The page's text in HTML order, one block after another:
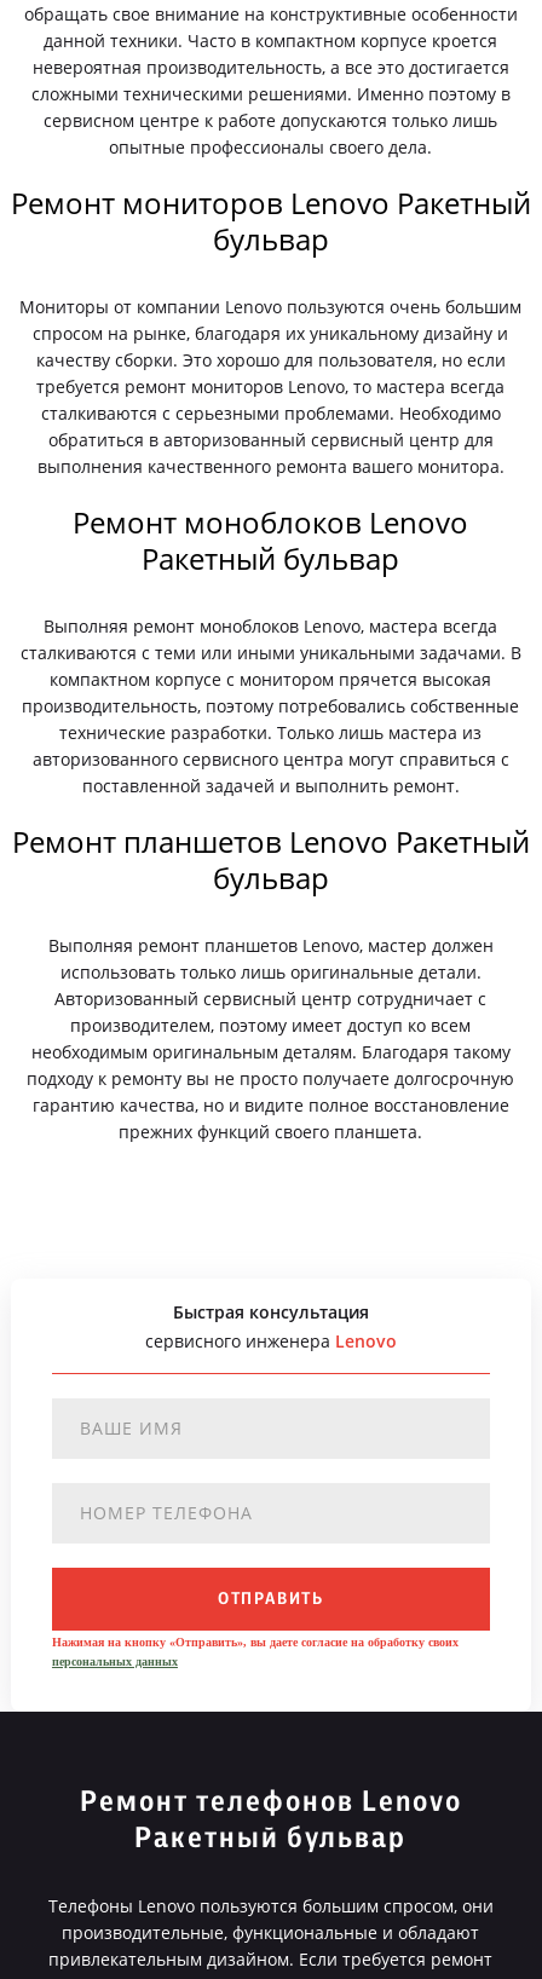
обращать свое внимание на конструктивные особенности
данной техники. Часто в компактном корпусе кроется
невероятная производительность, а все это достигается
сложными техническими решениями. Именно поэтому в
сервисном центре к работе допускаются только лишь
опытные профессионалы своего дела.
Ремонт мониторов Lenovo Ракетный
бульвар
Мониторы от компании Lenovo пользуются очень большим
спросом на рынке, благодаря их уникальному дизайну и
качеству сборки. Это хорошо для пользователя, но если
требуется ремонт мониторов Lenovo, то мастера всегда
сталкиваются с серьезными проблемами. Необходимо
обратиться в авторизованный сервисный центр для
выполнения качественного ремонта вашего монитора.
Ремонт моноблоков Lenovo
Ракетный бульвар
Выполняя ремонт моноблоков Lenovo, мастера всегда
сталкиваются с теми или иными уникальными задачами. В
компактном корпусе с монитором прячется высокая
производительность, поэтому потребовались собственные
технические разработки. Только лишь мастера из
авторизованного сервисного центра могут справиться с
поставленной задачей и выполнить ремонт.
Ремонт планшетов Lenovo Ракетный
бульвар
Выполняя ремонт планшетов Lenovo, мастер должен
использовать только лишь оригинальные детали.
Авторизованный сервисный центр сотрудничает с
производителем, поэтому имеет доступ ко всем
необходимым оригинальным деталям. Благодаря такому
подходу к ремонту вы не просто получаете долгосрочную
гарантию качества, но и видите полное восстановление
прежних функций своего планшета.
Быстрая консультация
сервисного инженера Lenovo
ОТПРАВИТЬ
Нажимая на кнопку «Отправить», вы даете согласие на обработку своих
персональных данных
Ремонт телефонов Lenovo
Ракетный бульвар
Телефоны Lenovo пользуются большим спросом, они
производительные, функциональные и обладают
привлекательным дизайном. Если требуется ремонт